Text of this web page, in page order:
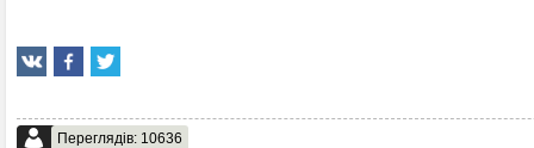
Переглядів: 10636